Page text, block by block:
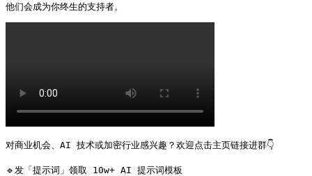
他们会成为你终生的支持者。
对商业机会、AI 技术或加密行业感兴趣？欢迎点击主页链接进群👇
🔹发「提示词」领取 10w+ AI 提示词模板